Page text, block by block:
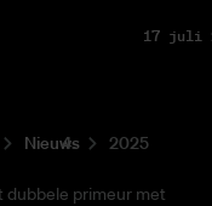
17 juli
Nieuws
2025
dubbele primeur met